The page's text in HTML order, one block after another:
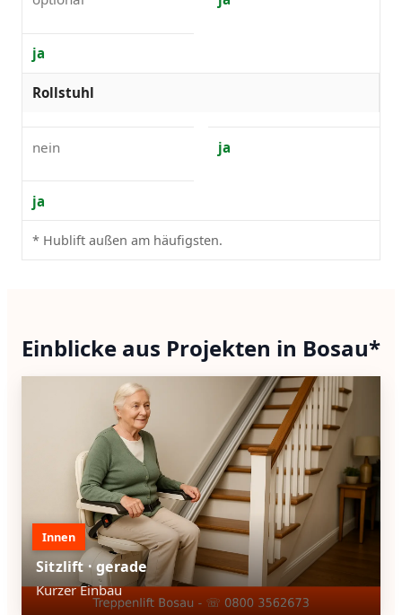
ja
Rollstuhl
nein ja
ja
* Hublift außen am häufigsten.
Einblicke aus Projekten in Bosau*
Innen
Sitzlift · gerade
Kurzer Einbau